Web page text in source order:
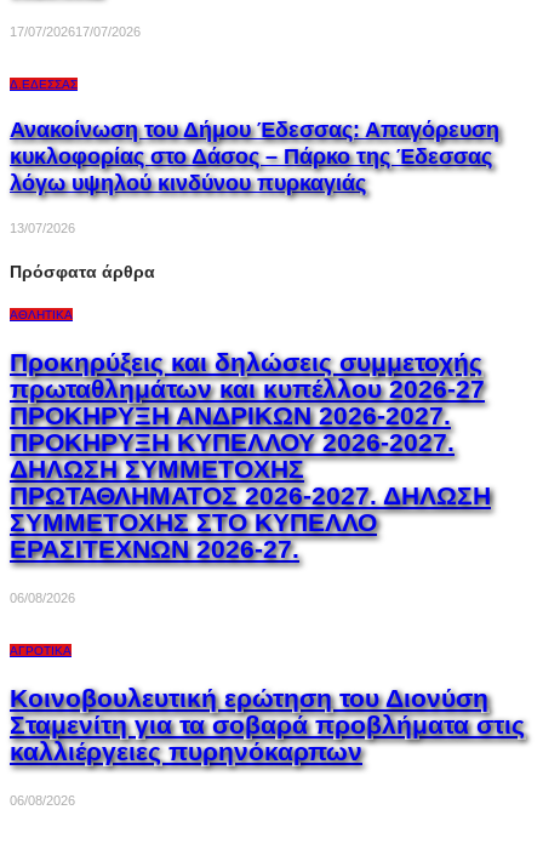
17/07/202617/07/2026
Δ.ΈΔΕΣΣΑΣ
Ανακοίνωση του Δήμου Έδεσσας: Απαγόρευση
κυκλοφορίας στο Δάσος – Πάρκο της Έδεσσας
λόγω υψηλού κινδύνου πυρκαγιάς
13/07/2026
Πρόσφατα άρθρα
ΑΘΛΗΤΙΚΆ
Προκηρύξεις και δηλώσεις συμμετοχής
πρωταθλημάτων και κυπέλλου 2026-27
ΠΡΟΚΗΡΥΞΗ ΑΝΔΡΙΚΩΝ 2026-2027.
ΠΡΟΚΗΡΥΞΗ ΚΥΠΕΛΛΟΥ 2026-2027.
ΔΗΛΩΣΗ ΣΥΜΜΕΤΟΧΗΣ
ΠΡΩΤΑΘΛΗΜΑΤΟΣ 2026-2027. ΔΗΛΩΣΗ
ΣΥΜΜΕΤΟΧΗΣ ΣΤΟ ΚΥΠΕΛΛΟ
ΕΡΑΣΙΤΕΧΝΩΝ 2026-27.
06/08/2026
ΑΓΡΟΤΙΚΆ
Κοινοβουλευτική ερώτηση του Διονύση
Σταμενίτη για τα σοβαρά προβλήματα στις
καλλιέργειες πυρηνόκαρπων
06/08/2026